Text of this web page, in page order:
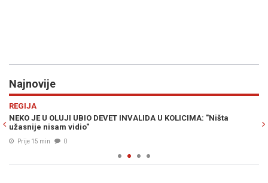
Najnovije
REGIJA
NEKO JE U OLUJI UBIO DEVET INVALIDA U KOLICIMA: "Ništa
užasnije nisam vidio"
Prije 15 min 0